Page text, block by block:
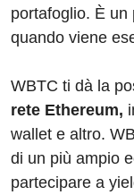
portafoglio. È un
quando viene
WBTC ti dà la
rete Ethereum,
wallet e altro.
di un più ampio
partecipare a